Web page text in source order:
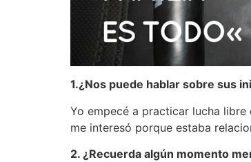
1.¿Nos puede hablar sobre sus
Yo empecé a practicar lucha
me interesó porque estaba
2. ¿Recuerda algún momento